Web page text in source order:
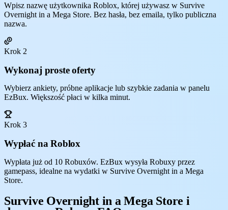
Wpisz nazwę użytkownika Roblox, której używasz w Survive
Overnight in a Mega Store. Bez hasła, bez emaila, tylko publiczna
nazwa.
Krok 2
Wykonaj proste oferty
Wybierz ankiety, próbne aplikacje lub szybkie zadania w panelu
EzBux. Większość płaci w kilka minut.
Krok 3
Wypłać na Roblox
Wypłata już od 10 Robuxów. EzBux wysyła Robuxy przez
gamepass, idealne na wydatki w Survive Overnight in a Mega
Store.
Survive Overnight in a Mega Store i